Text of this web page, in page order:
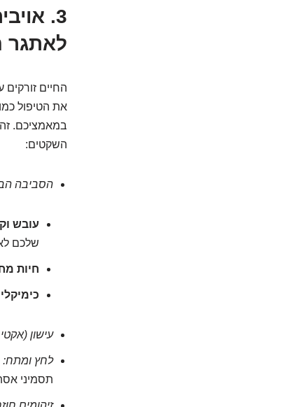
3.
לאתגר
החיים
את הטיפול
במאמציכם.
השקטים:
הסביבה
עובש
שלכם
חיות
עישון
לחץ ומתח:
תסמיני